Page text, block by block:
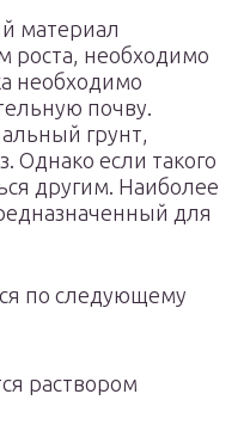
материал
роста, необходимо
необходимо
почву.
грунт,
Однако если такого
другим. Наиболее
для
по следующему
раствором